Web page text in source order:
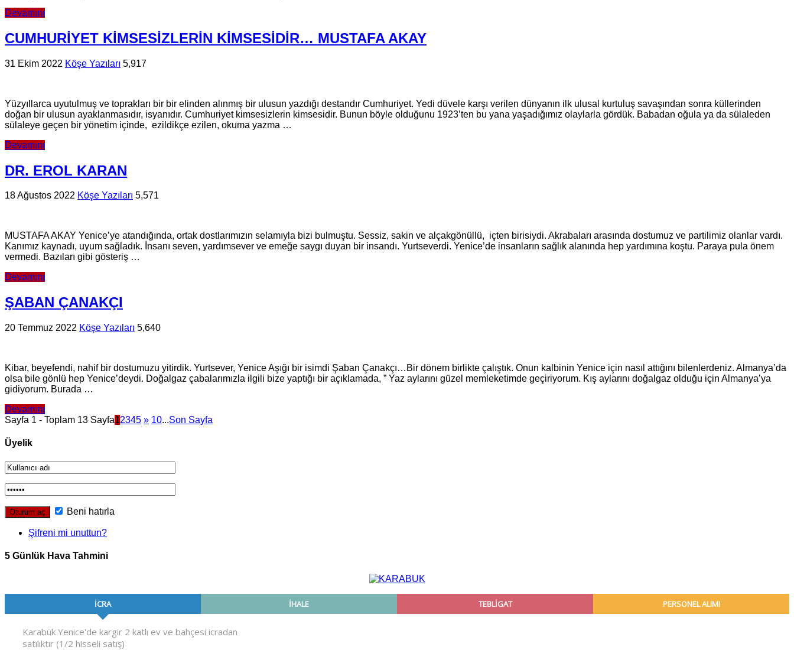
Devamını
CUMHURİYET KİMSESİZLERİN KİMSESİDİR… MUSTAFA AKAY
31 Ekim 2022 Köşe Yazıları 5,917
Yüzyıllarca uyutulmuş ve toprakları bir bir elinden alınmış bir ulusun yazdığı destandır Cumhuriyet. Yedi düvele karşı verilen dünyanın ilk ulusal kurtuluş savaşından sonra küllerinden
doğan bir ulusun ayaklanmasıdır, isyanıdır. Cumhuriyet kimsesizlerin kimsesidir. Bunun böyle olduğunu 1923’ten bu yana yaşadığımız olaylarla gördük. Babadan oğula ya da sülaleden
sülaleye geçen bir yönetim içinde, ezildikçe ezilen, okuma yazma …
Devamını
DR. EROL KARAN
18 Ağustos 2022 Köşe Yazıları 5,571
MUSTAFA AKAY Yenice’ye atandığında, ortak dostlarımızın selamıyla bizi bulmuştu. Sessiz, sakin ve alçakgönüllü, içten birisiydi. Akrabaları arasında dostumuz ve partilimiz olanlar vardı.
Kanımız kaynadı, uyum sağladık. İnsanı seven, yardımsever ve emeğe saygı duyan bir insandı. Yurtseverdi. Yenice’de insanların sağlık alanında hep yardımına koştu. Paraya pula önem
vermedi. Bazıları gibi gösteriş …
Devamını
ŞABAN ÇANAKÇI
20 Temmuz 2022 Köşe Yazıları 5,640
Kibar, beyefendi, nahif bir dostumuzu yitirdik. Yurtsever, Yenice Aşığı bir isimdi Şaban Çanakçı…Bir dönem birlikte çalıştık. Onun kalbinin Yenice için nasıl attığını bilenlerdeniz. Almanya’da
olsa bile gönlü hep Yenice’deydi. Doğalgaz çabalarımızla ilgili bize yaptığı bir açıklamada, ” Yaz aylarını güzel memleketimde geçiriyorum. Kış aylarını doğalgaz olduğu için Almanya’ya
gidiyorum. Burada …
Devamını
Sayfa 1 - Toplam 13 Sayfa12345 » 10...Son Sayfa
Üyelik
Beni hatırla
Şifreni mi unuttun?
5 Günlük Hava Tahmini